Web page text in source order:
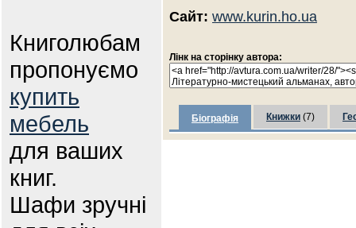
Книголюбам
пропонуємо
купить
мебель
для ваших
книг.
Шафи зручні
Сайт: www.kurin.ho.ua
Лінк на сторінку автора:
Біографія Книжки (7)